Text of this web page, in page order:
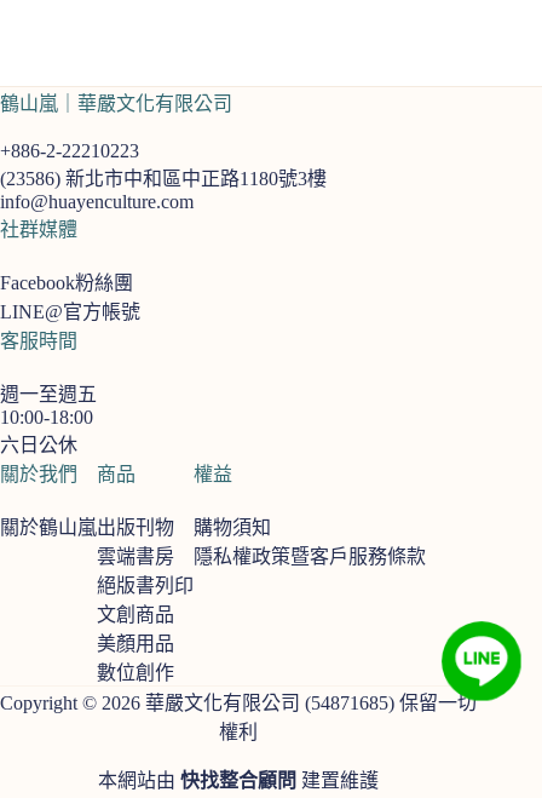
關於我們
關於鶴山嵐
商品
出版刊物
雲端書房
絕版書列印
文創商品
美顏用品
數位創作
權益
購物須知
隱私權政策暨客戶服務條款
鶴山嵐｜華嚴文化有限公司
+886-2-22210223
(23586) 新北市中和區中正路1180號3樓
info@huayenculture.com
社群媒體
Facebook粉絲團
LINE@官方帳號
客服時間
週一至週五
10:00-18:00
六日公休
Copyright © 2026 華嚴文化有限公司 (54871685) 保留一切
權利
本網站由快找整合顧問 建置維護